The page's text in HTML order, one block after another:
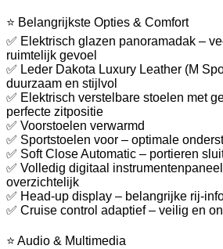
⭐ Belangrijkste Opties & Comfort
✅ Elektrisch glazen panoramadak –
ruimtelijk gevoel
✅ Leder Dakota Luxury Leather (M
duurzaam en stijlvol
✅ Elektrisch verstelbare stoelen met
perfecte zitpositie
✅ Voorstoelen verwarmd
✅ Sportstoelen voor – optimale
✅ Soft Close Automatic – portieren
✅ Volledig digitaal
overzichtelijk
✅ Head-up display – belangrijke rij-
✅ Cruise control adaptief – veilig en
⭐ Audio & Multimedia